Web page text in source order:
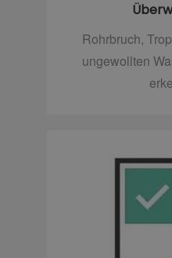
Rohrbruch,
ungewollten